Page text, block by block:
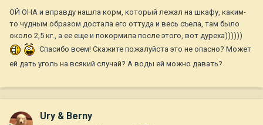
ОЙ ОНА и вправду нашла корм, который лежал на шкафу, каким-
то чудным образом достала его оттуда и весь съела, там было
около 2,5 кг., а ее еще и покормила после этого, вот дуреха))))))
Спасибо всем! Скажите пожалуйста это не опасно? Может
ей дать уголь на всякий случай? А воды ей можно давать?
Ury & Berny